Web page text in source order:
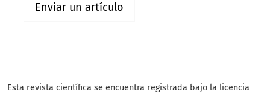
Enviar un artículo
Esta revista científica se encuentra registrada bajo la licencia